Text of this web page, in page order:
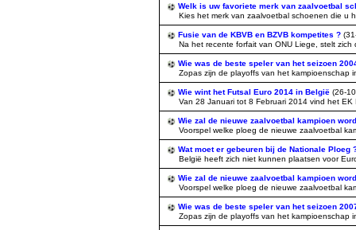
Welk is uw favoriete merk van zaalvoetbal
Kies het merk van zaalvoetbal schoenen die u
Fusie van de KBVB en BZVB kompetites ?
Na het recente forfait van ONU Liege, stelt zich
Wie was de beste speler van het seizoen
Zopas zijn de playoffs van het kampioenschap
Wie wint het Futsal Euro 2014 in België (26-
Van 28 Januari tot 8 Februari 2014 vind het EK
Wie zal de nieuwe zaalvoetbal kampioen
Voorspel welke ploeg de nieuwe zaalvoetbal
Wat moet er gebeuren bij de Nationale Ploeg
België heeft zich niet kunnen plaatsen voor
Wie zal de nieuwe zaalvoetbal kampioen
Voorspel welke ploeg de nieuwe zaalvoetbal
Wie was de beste speler van het seizoen
Zopas zijn de playoffs van het kampioenschap